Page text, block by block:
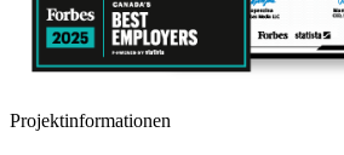
Projektinformationen